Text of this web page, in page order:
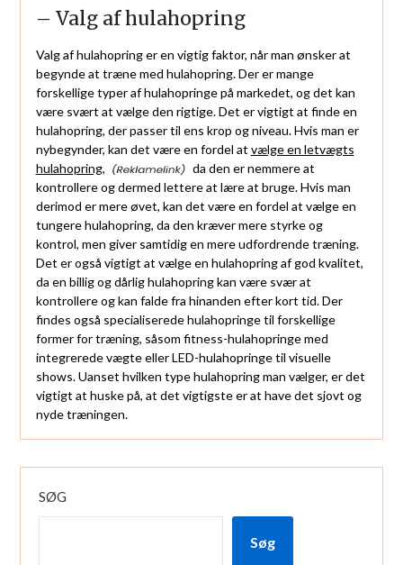
– Valg af hulahopring
Valg af hulahopring er en vigtig faktor, når man ønsker at
begynde at træne med hulahopring. Der er mange
forskellige typer af hulahopringe på markedet, og det kan
være svært at vælge den rigtige. Det er vigtigt at finde en
hulahopring, der passer til ens krop og niveau. Hvis man er
nybegynder, kan det være en fordel at vælge en letvægts
hulahopring,
da den er nemmere at
kontrollere og dermed lettere at lære at bruge. Hvis man
derimod er mere øvet, kan det være en fordel at vælge en
tungere hulahopring, da den kræver mere styrke og
kontrol, men giver samtidig en mere udfordrende træning.
Det er også vigtigt at vælge en hulahopring af god kvalitet,
da en billig og dårlig hulahopring kan være svær at
kontrollere og kan falde fra hinanden efter kort tid. Der
findes også specialiserede hulahopringe til forskellige
former for træning, såsom fitness-hulahopringe med
integrerede vægte eller LED-hulahopringe til visuelle
shows. Uanset hvilken type hulahopring man vælger, er det
vigtigt at huske på, at det vigtigste er at have det sjovt og
nyde træningen.
SØG
Søg